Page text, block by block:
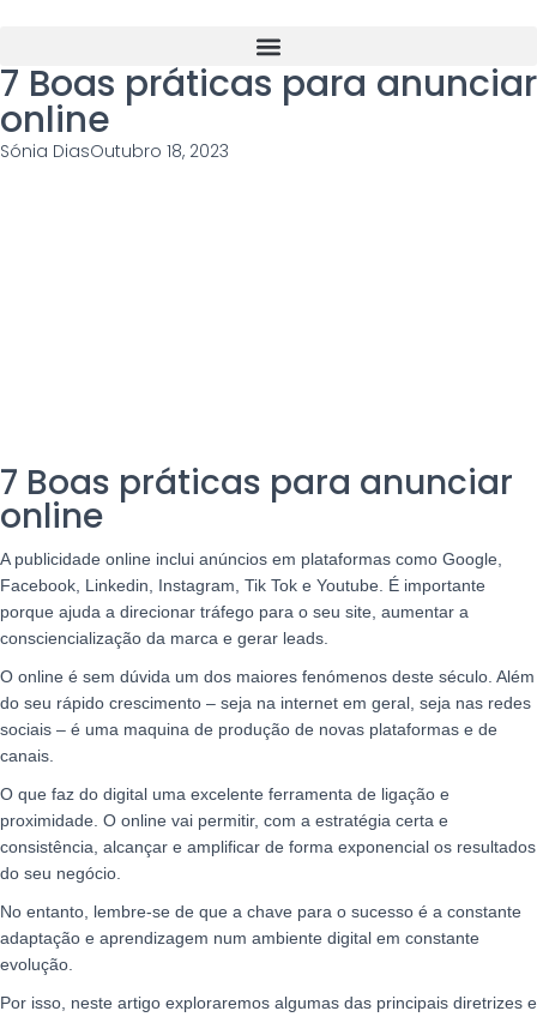
7 Boas práticas para anunciar
online
Sónia DiasOutubro 18, 2023
7 Boas práticas para anunciar
online
A publicidade online inclui anúncios em plataformas como Google,
Facebook, Linkedin, Instagram, Tik Tok e Youtube . É importante
porque ajuda a direcionar tráfego para o seu site, aumentar a
consciencialização da marca e gerar leads.
O online é sem dúvida um dos maiores fenómenos deste século. Além
do seu rápido crescimento – seja na internet em geral, seja nas redes
sociais – é uma maquina de produção de novas plataformas e de
canais.
O que faz do digital uma excelente ferramenta de ligação e
proximidade. O online vai permitir, com a estratégia certa e
consistência, alcançar e amplificar de forma exponencial os resultados
do seu negócio.
No entanto, lembre-se de que a chave para o sucesso é a constante
adaptação e aprendizagem num ambiente digital em constante
evolução.
Por isso, neste artigo exploraremos algumas das principais diretrizes e